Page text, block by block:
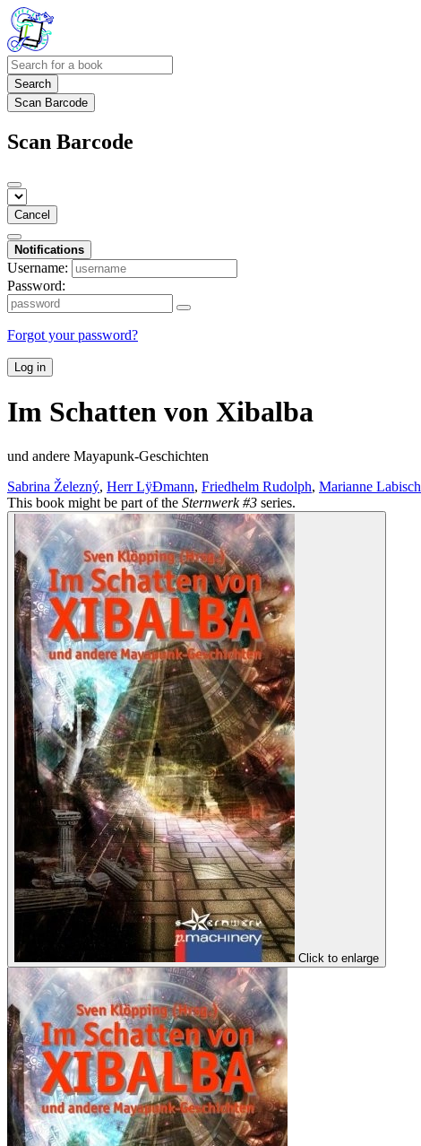
Search
Scan Barcode
Scan Barcode
Cancel
Notifications
Username:
Password:
Forgot your password?
Log in
Im Schatten von Xibalba
und andere Mayapunk-Geschichten
Sabrina Železný, Herr LÿÐmann, Friedhelm Rudolph, Marianne Labisch
This book might be part of the Sternwerk #3 series.
Click to enlarge